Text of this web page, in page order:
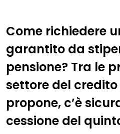
Come richiedere
garantito da
pensione? Tra le
settore del
propone, c’è
cessione del